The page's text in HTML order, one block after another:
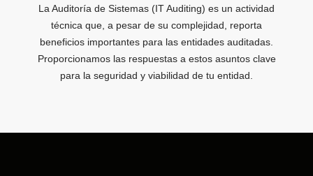
La Auditoría de Sistemas (IT Auditing) es un actividad
técnica que, a pesar de su complejidad, reporta
beneficios importantes para las entidades auditadas.
Proporcionamos las respuestas a estos asuntos clave
para la seguridad y viabilidad de tu entidad.